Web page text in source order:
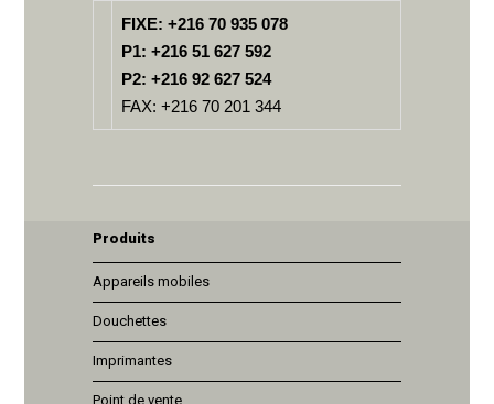
FIXE: +216 70 935 078
P1: +216 51 627 592
P2: +216 92 627 524
FAX: +216 70 201 344
Produits
Appareils mobiles
Douchettes
Imprimantes
Point de vente